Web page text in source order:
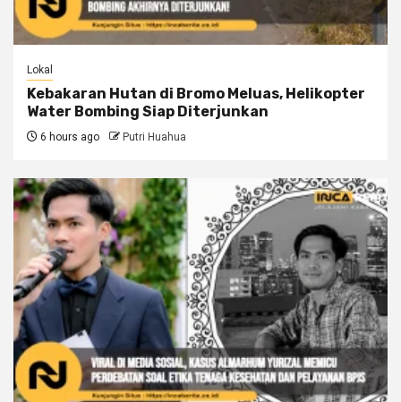
Lokal
Kebakaran Hutan di Bromo Meluas, Helikopter
Water Bombing Siap Diterjunkan
6 hours ago Putri Huahua